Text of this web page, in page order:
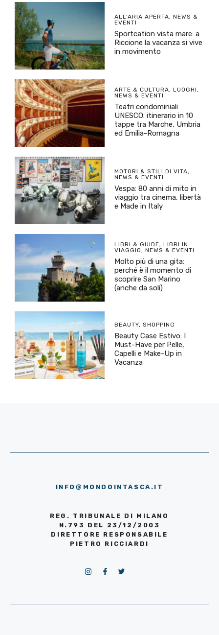
ALL'ARIA APERTA, NEWS &
EVENTI
Sportcation vista mare: a
Riccione la vacanza si vive
in movimento
ARTE & CULTURA, LUOGHI ,
NEWS & EVENTI
Teatri condominiali
UNESCO: itinerario in 10
tappe tra Marche, Umbria
ed Emilia-Romagna
MOTORI & STILI DI VITA,
NEWS & EVENTI
Vespa: 80 anni di mito in
viaggio tra cinema, libertà
e Made in Italy
LIBRI & GUIDE, LIBRI IN
VIAGGIO , NEWS & EVENTI
Molto più di una gita:
perché è il momento di
scoprire San Marino
(anche da soli)
BEAUTY, SHOPPING
Beauty Case Estivo: I
Must-Have per Pelle,
Capelli e Make-Up in
Vacanza
INFO@MONDOINTASCA.IT
REG. TRIBUNALE DI MILANO
N.793 DEL 23/12/2003
DIRETTORE RESPONSABILE
PIETRO RICCIARDI